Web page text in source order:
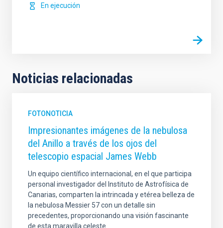
En ejecución
Noticias relacionadas
FOTONOTICIA
Impresionantes imágenes de la nebulosa
del Anillo a través de los ojos del
telescopio espacial James Webb
Un equipo científico internacional, en el que participa
personal investigador del Instituto de Astrofísica de
Canarias, comparten la intrincada y etérea belleza de
la nebulosa Messier 57 con un detalle sin
precedentes, proporcionando una visión fascinante
de esta maravilla celeste.